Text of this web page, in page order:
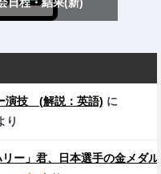
技 (解説：英語) に
り
ー」君、日本選手の金メダル